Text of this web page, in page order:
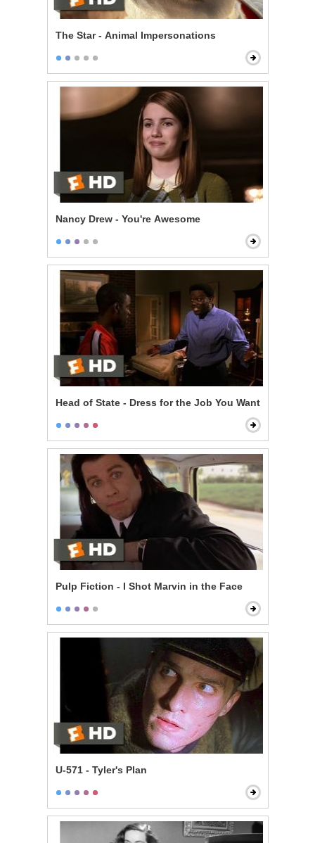
The Star - Animal Impersonations
Nancy Drew - You're Awesome
Head of State - Dress for the Job You Want
Pulp Fiction - I Shot Marvin in the Face
U-571 - Tyler's Plan